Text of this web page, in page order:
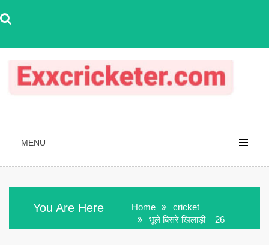
to
MENU
You Are Here Home
cricket
भूले बिसरे खिलाड़ी – 26